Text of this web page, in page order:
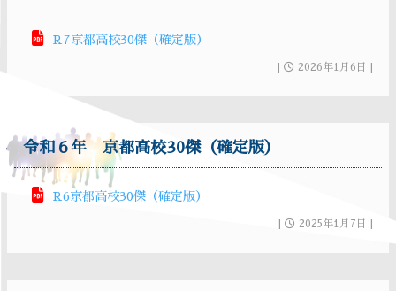
R7京都高校30傑（確定版）
2026年1月6日 |
令和６年 京都高校30傑（確定版）
R6京都高校30傑（確定版）
2025年1月7日 |